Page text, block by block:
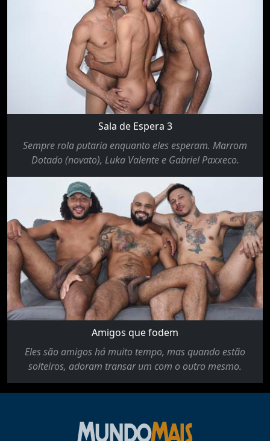
Sala de Espera 3
Sempre rola putaria enquanto eles esperam. Marrom
Dotado (novato), Luka Valente e Gabriel Paxxeco.
Amigos que fodem
Eles são amigos há muito tempo, mas quando estão
solteiros, adoram transar um com o outro mesmo.